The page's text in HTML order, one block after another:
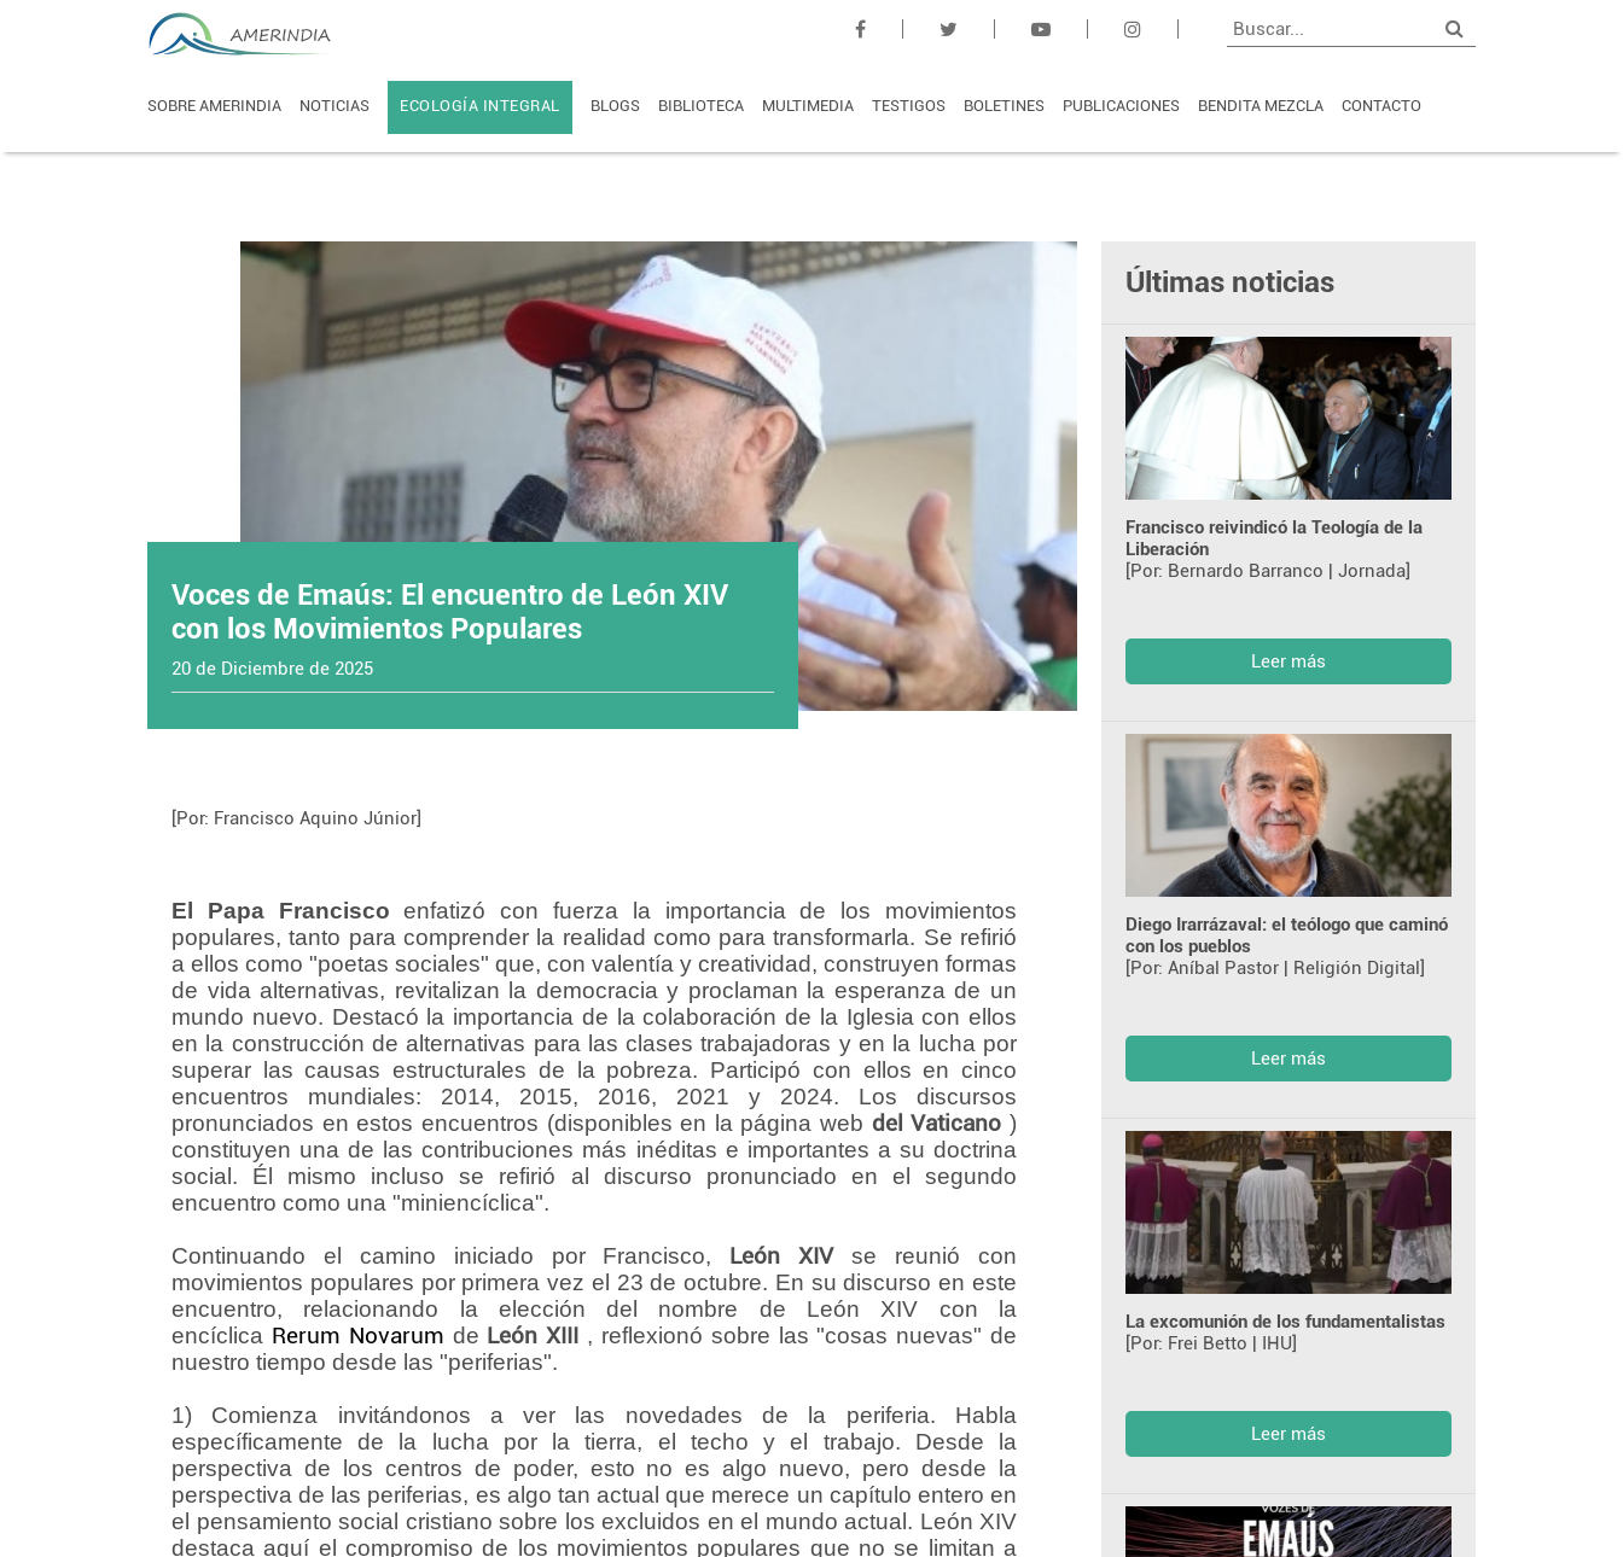
SOBRE AMERINDIA NOTICIAS ECOLOGÍA INTEGRAL BLOGS BIBLIOTECA MULTIMEDIA TESTIGOS BOLETINES PUBLICACIONES BENDITA MEZCLA CONTACTO
Voces de Emaús: El encuentro de León XIV
con los Movimientos Populares
20 de Diciembre de 2025
[Por: Francisco Aquino Júnior]
El Papa Francisco enfatizó con fuerza la importancia de los movimientos
populares, tanto para comprender la realidad como para transformarla. Se refirió
a ellos como "poetas sociales" que, con valentía y creatividad, construyen formas
de vida alternativas, revitalizan la democracia y proclaman la esperanza de un
mundo nuevo. Destacó la importancia de la colaboración de la Iglesia con ellos
en la construcción de alternativas para las clases trabajadoras y en la lucha por
superar las causas estructurales de la pobreza. Participó con ellos en cinco
encuentros mundiales: 2014, 2015, 2016, 2021 y 2024. Los discursos
pronunciados en estos encuentros (disponibles en la página web del Vaticano )
constituyen una de las contribuciones más inéditas e importantes a su doctrina
social. Él mismo incluso se refirió al discurso pronunciado en el segundo
encuentro como una "miniencíclica".
Continuando el camino iniciado por Francisco, León XIVse reunió con
movimientos populares por primera vez el 23 de octubre. En su discurso en este
encuentro, relacionando la elección del nombre de León XIV con la
encíclica Rerum Novarum de León XIII , reflexionó sobre las "cosas nuevas" de
nuestro tiempo desde las "periferias".
1) Comienza invitándonos a ver las novedades de la periferia. Habla
específicamente de la lucha por la tierra, el techo y el trabajo. Desde la
perspectiva de los centros de poder, esto no es algo nuevo, pero desde la
perspectiva de las periferias, es algo tan actual que merece un capítulo entero en
el pensamiento social cristiano sobre los excluidos en el mundo actual. León XIV
destaca aquí el compromiso de los movimientos populares que no se limitan a
Últimas noticias
Francisco reivindicó la Teología de la
Liberación
[Por: Bernardo Barranco | Jornada]
Leer más
Diego Irarrázaval: el teólogo que caminó
con los pueblos
[Por: Aníbal Pastor | Religión Digital]
Leer más
La excomunión de los fundamentalistas
[Por: Frei Betto | IHU]
Leer más